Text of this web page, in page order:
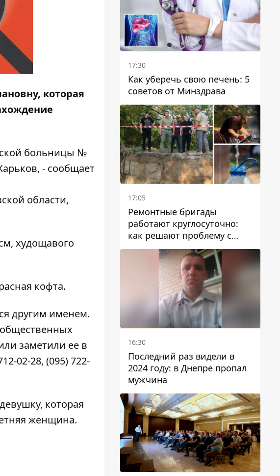
которая
больницы №
- сообщает
области,
худощавого
кофта.
другим именем.
заметили ее в
02-28, (095) 722-
, которая
женщина.
17:30
Как уберечь свою печень: 5
советов от Минздрава
17:05
Ремонтные бригады
работают круглосуточно:
как решают проблему с
водой в Марганецкой
громаде
16:30
Последний раз видели в
2024 году: в Днепре пропал
мужчина